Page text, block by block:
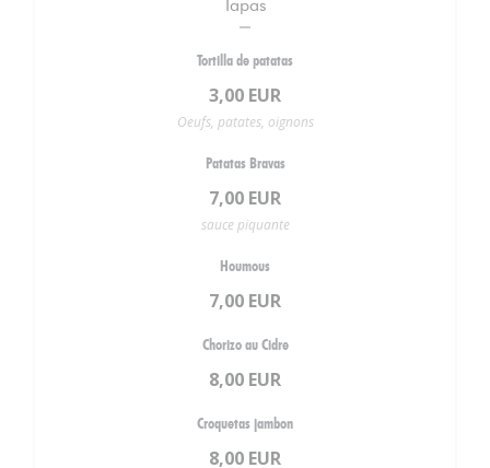
Tapas
Tortilla de patatas
3,00 EUR
Oeufs, patates, oignons
Patatas Bravas
7,00 EUR
sauce piquante
Houmous
7,00 EUR
Chorizo au Cidre
8,00 EUR
Croquetas jambon
8,00 EUR